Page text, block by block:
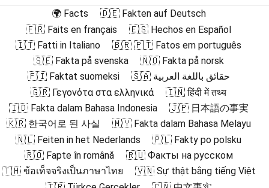
🌍 Facts
🇩🇪 Fakten auf Deutsch
🇫🇷 Faits en français
🇪🇸 Hechos en Español
🇮🇹 Fatti in Italiano
🇧🇷 🇵🇹 Fatos em português
🇸🇪 Fakta på svenska
🇳🇴 Fakta på norsk
🇫🇮 Faktat suomeksi
🇸🇦 حقائق باللغة العربية
🇬🇷 Γεγονότα στα ελληνικά
🇮🇳 हिंदी में तथ्य
🇮🇩 Fakta dalam Bahasa Indonesia
🇯🇵 日本語の事実
🇰🇷 한국어로 된 사실
🇲🇾 Fakta dalam Bahasa Melayu
🇳🇱 Feiten in het Nederlands
🇵🇱 Fakty po polsku
🇷🇴 Fapte în română
🇷🇺 Факты на русском
🇹🇭 ข้อเท็จจริงเป็นภาษาไทย
🇻🇳 Sự thật bằng tiếng Việt